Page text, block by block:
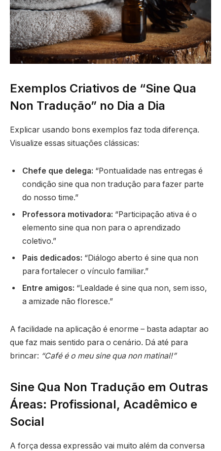
Exemplos Criativos de “Sine Qua
Non Tradução” no Dia a Dia
Explicar usando bons exemplos faz toda diferença.
Visualize essas situações clássicas:
Chefe que delega: “Pontualidade nas entregas é
condição sine qua non tradução para fazer parte
do nosso time.”
Professora motivadora: “Participação ativa é o
elemento sine qua non para o aprendizado
coletivo.”
Pais dedicados: “Diálogo aberto é sine qua non
para fortalecer o vínculo familiar.”
Entre amigos: “Lealdade é sine qua non, sem isso,
a amizade não floresce.”
A facilidade na aplicação é enorme – basta adaptar ao
que faz mais sentido para o cenário. Dá até para
brincar: “Café é o meu sine qua non matinal!”
Sine Qua Non Tradução em Outras
Áreas: Profissional, Acadêmico e
Social
A força dessa expressão vai muito além da conversa